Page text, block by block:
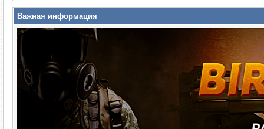
Важная информация